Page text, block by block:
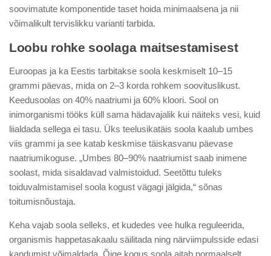
soovimatute komponentide taset hoida minimaalsena ja nii
võimalikult tervislikku varianti tarbida.
Loobu rohke soolaga maitsestamisest
Euroopas ja ka Eestis tarbitakse soola keskmiselt 10–15
grammi päevas, mida on 2–3 korda rohkem soovituslikust.
Keedusoolas on 40% naatriumi ja 60% kloori. Sool on
inimorganismi tööks küll sama hädavajalik kui näiteks vesi, kuid
liialdada sellega ei tasu. Üks teelusikatäis soola kaalub umbes
viis grammi ja see katab keskmise täiskasvanu päevase
naatriumikoguse. „Umbes 80–90% naatriumist saab inimene
soolast, mida sisaldavad valmistoidud. Seetõttu tuleks
toiduvalmistamisel soola kogust vägagi jälgida,“ sõnas
toitumisnõustaja.
Keha vajab soola selleks, et kudedes vee hulka reguleerida,
organismis happetasakaalu säilitada ning närviimpulsside edasi
kandumist võimaldada. Õige kogus soola aitab normaalselt